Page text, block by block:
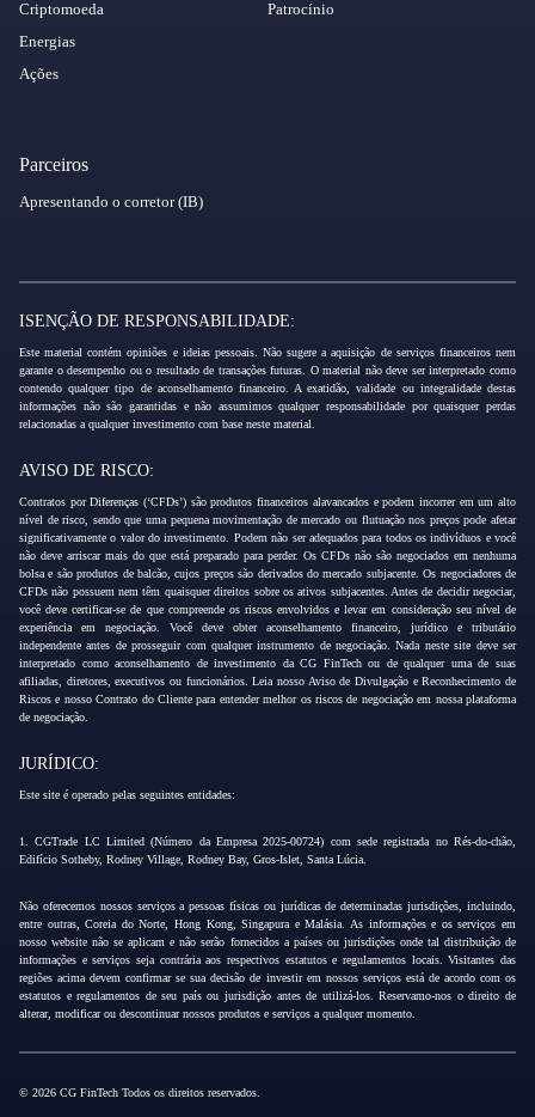
Criptomoeda
Energias
Ações
Patrocínio
Parceiros
Apresentando o corretor (IB)
ISENÇÃO DE RESPONSABILIDADE:
Este material contém opiniões e ideias pessoais. Não sugere a aquisição de serviços financeiros nem
garante o desempenho ou o resultado de transações futuras. O material não deve ser interpretado como
contendo qualquer tipo de aconselhamento financeiro. A exatidão, validade ou integralidade destas
informações não são garantidas e não assumimos qualquer responsabilidade por quaisquer perdas
relacionadas a qualquer investimento com base neste material.
AVISO DE RISCO:
Contratos por Diferenças (‘CFDs’) são produtos financeiros alavancados e podem incorrer em um alto
nível de risco, sendo que uma pequena movimentação de mercado ou flutuação nos preços pode afetar
significativamente o valor do investimento. Podem não ser adequados para todos os indivíduos e você
não deve arriscar mais do que está preparado para perder. Os CFDs não são negociados em nenhuma
bolsa e são produtos de balcão, cujos preços são derivados do mercado subjacente. Os negociadores de
CFDs não possuem nem têm quaisquer direitos sobre os ativos subjacentes. Antes de decidir negociar,
você deve certificar-se de que compreende os riscos envolvidos e levar em consideração seu nível de
experiência em negociação. Você deve obter aconselhamento financeiro, jurídico e tributário
independente antes de prosseguir com qualquer instrumento de negociação. Nada neste site deve ser
interpretado como aconselhamento de investimento da CG FinTech ou de qualquer uma de suas
afiliadas, diretores, executivos ou funcionários. Leia nosso Aviso de Divulgação e Reconhecimento de
Riscos e nosso Contrato do Cliente para entender melhor os riscos de negociação em nossa plataforma
de negociação.
JURÍDICO:
Este site é operado pelas seguintes entidades:
1. CGTrade LC Limited (Número da Empresa 2025-00724) com sede registrada no Rés-do-chão,
Edifício Sotheby, Rodney Village, Rodney Bay, Gros-Islet, Santa Lúcia.
Não oferecemos nossos serviços a pessoas físicas ou jurídicas de determinadas jurisdições, incluindo,
entre outras, Coreia do Norte, Hong Kong, Singapura e Malásia. As informações e os serviços em
nosso website não se aplicam e não serão fornecidos a países ou jurisdições onde tal distribuição de
informações e serviços seja contrária aos respectivos estatutos e regulamentos locais. Visitantes das
regiões acima devem confirmar se sua decisão de investir em nossos serviços está de acordo com os
estatutos e regulamentos de seu país ou jurisdição antes de utilizá-los. Reservamo-nos o direito de
alterar, modificar ou descontinuar nossos produtos e serviços a qualquer momento.
© 2026 CG FinTech Todos os direitos reservados.